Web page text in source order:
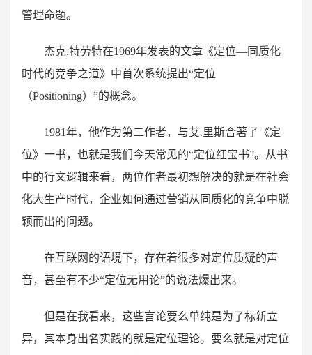
管理命题。
杰克.特劳特在1969年发表的文章《定位—同质化
时代的竞争之道》中首次系统提出“定位
（Positioning）”的概念。
1981年，他作为第二作者，与艾.里斯合著了《定
位》一书，也就是我们今天常见的“定位红宝书”。从书
中的行文逻辑来看，两位作者最初想解决的就是在社会
化大生产时代，企业如何通过营销从同质化的竞争中脱
颖而出的问题。
在互联网的语境下，存在着很多对定位质疑的声
音，甚至有不少“定位无用论”的说法爆出来。
但是在我看来，这些言论要么单纯是为了标新立
异，其本身出名实践的就是定位理论。要么就是对定位